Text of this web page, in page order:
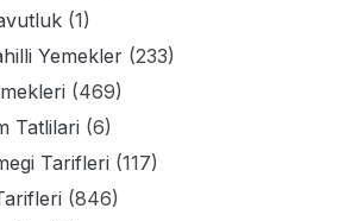
(1)
Yemekler(233)
(469)
Tatlilari (6)
Tarifleri (117)
(846)